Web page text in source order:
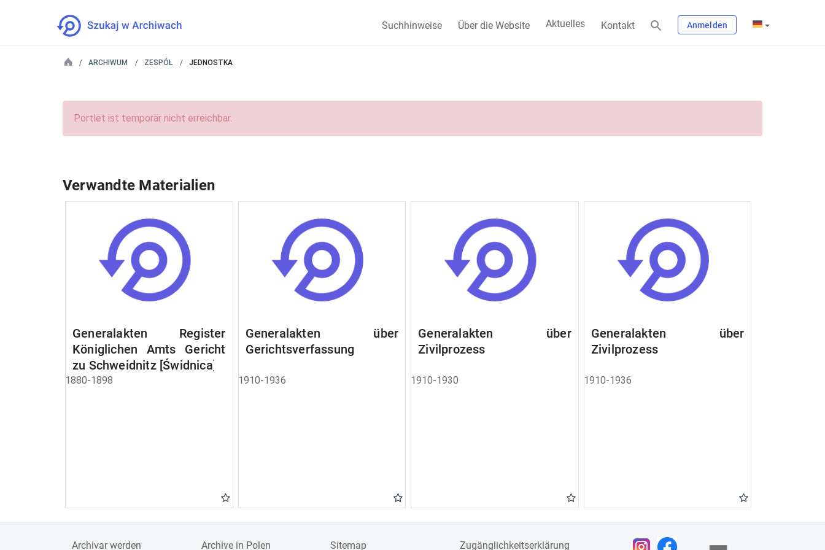
Suchhinweise Über die Website Aktuelles Kontakt Anmelden
ARCHIWUM ZESPÓŁ JEDNOSTKA
Portlet ist temporär nicht erreichbar.
Verwandte Materialien
Generalakten Register
Königlichen Amts Gericht
zu Schweidnitz [Świdnica]
1880-1898
Generalakten über
Gerichtsverfassung
1910-1936
Generalakten über
Zivilprozess
1910-1930
Generalakten über
Zivilprozess
1910-1936
Archivar werden Archive in Polen Sitemap Zugänglichkeitserklärung